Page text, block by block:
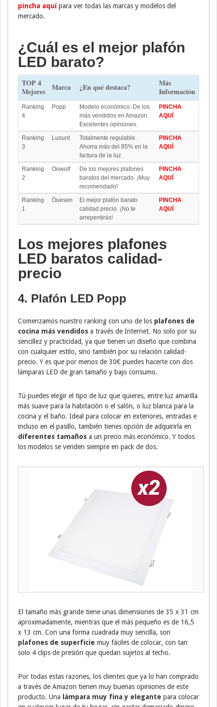
pincha aquípara ver todas las marcas y modelos del
mercado.
¿Cuál es el mejor plafón
LED barato?
TOP 4
Mejores
Marca ¿En qué destaca?
Más
Información
Ranking
4
Popp
Modelo económico. De los
más vendidos en Amazon.
Excelentes opiniones.
PINCHA
AQUÍ
Ranking
3
Lusunt
Totalmente regulable.
Ahorra más del 85% en la
factura de la luz.
PINCHA
AQUÍ
Ranking
2
Oowolf
De los mejores plafones
baratos del mercado. ¡Muy
recomendado!
PINCHA
AQUÍ
Ranking
1
Öuesen
El mejor plafón barato
calidad precio. ¡No te
arrepentirás!
PINCHA
AQUÍ
Los mejores plafones
LED baratos calidad-
precio
4. Plafón LED Popp
Comenzamos nuestro ranking con uno de los plafones de
cocina más vendidos a través de Internet. No solo por su
sencillez y practicidad, ya que tienen un diseño que combina
con cualquier estilo, sino también por su relación calidad-
precio. Y es que por menos de 30€ puedes hacerte con dos
lámparas LED de gran tamaño y bajo consumo.
Tú puedes elegir el tipo de luz que quieres, entre luz amarilla
más suave para la habitación o el salón, o luz blanca para la
cocina y el baño. Ideal para colocar en exteriores, entradas e
incluso en el pasillo, también tienes opción de adquirirla en
diferentes tamaños a un precio más económico. Y todos
los modelos se venden siempre en pack de dos.
El tamaño más grande tiene unas dimensiones de 35 x 31 cm
aproximadamente, mientras que el más pequeño es de 16,5
x 13 cm. Con una forma cuadrada muy sencilla, son
plafones de superficie muy fáciles de colocar, con tan
solo 4 clips de presión que quedan sujetos al techo.
Por todas estas razones, los clientes que ya lo han comprado
a través de Amazon tienen muy buenas opiniones de este
producto. Una lámpara muy fina y elegante para colocar